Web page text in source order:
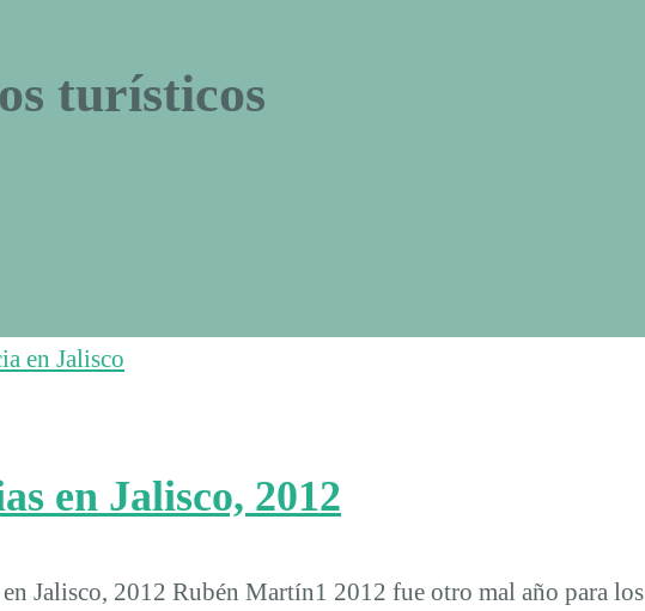
turísticos
en Jalisco, 2012
Jalisco, 2012 Rubén Martín1 2012 fue otro mal año para los